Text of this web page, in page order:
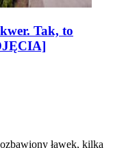
Tak, to
ławek, kilka